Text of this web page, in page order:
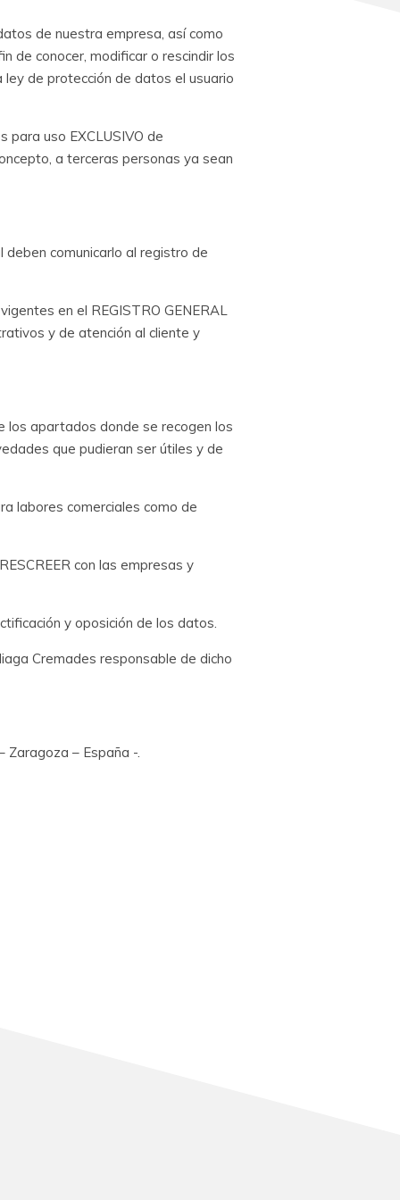
de nuestra empresa, así como
de conocer, modificar o rescindir los
de protección de datos el usuario
para uso EXCLUSIVO de
a terceras personas ya sean
comunicarlo al registro de
en el REGISTRO GENERAL
y de atención al cliente y
los apartados donde se recogen los
que pudieran ser útiles y de
labores comerciales como de
con las empresas y
y oposición de los datos.
Cremades responsable de dicho
Zaragoza – España -.